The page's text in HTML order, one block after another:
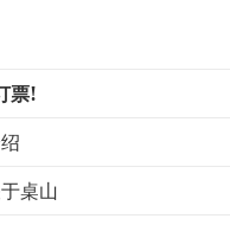
票!
桌山